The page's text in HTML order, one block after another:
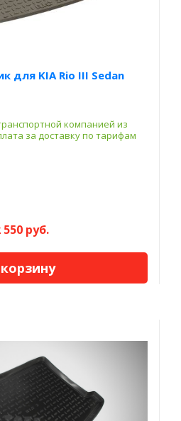
для KIA Rio III Sedan
компанией из
за доставку по тарифам
550 руб.